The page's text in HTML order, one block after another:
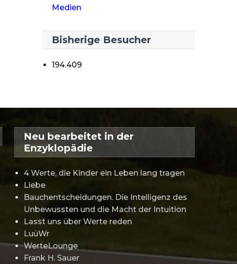
Medien
Bisherige Besucher
194.409
Neu bearbeitet in der
Enzyklopädie
4 Werte, die Kinder ein Leben lang tragen
Liebe
Bauchentscheidungen. Die Intelligenz des
Unbewussten und die Macht der Intuition
Lasst uns über Werte reden
LuüWr
WerteLounge
Frank H. Sauer